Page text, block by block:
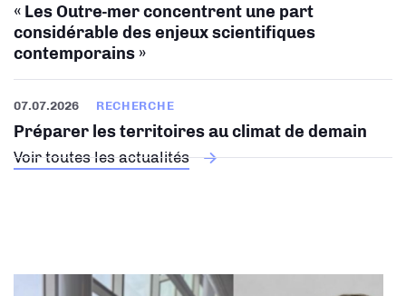
Voir toutes les actualités
« Les Outre-mer concentrent une part
considérable des enjeux scientifiques
contemporains »
07.07.2026 RECHERCHE
Préparer les territoires au climat de demain